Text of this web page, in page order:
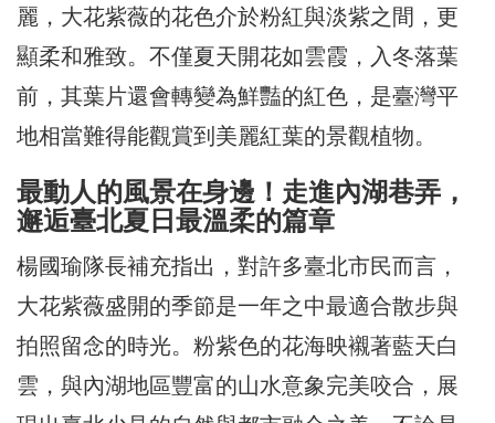
麗，大花紫薇的花色介於粉紅與淡紫之間，更
顯柔和雅致。不僅夏天開花如雲霞，入冬落葉
前，其葉片還會轉變為鮮豔的紅色，是臺灣平
地相當難得能觀賞到美麗紅葉的景觀植物。
最動人的風景在身邊！走進內湖巷弄，
邂逅臺北夏日最溫柔的篇章
楊國瑜隊長補充指出，對許多臺北市民而言，
大花紫薇盛開的季節是一年之中最適合散步與
拍照留念的時光。粉紫色的花海映襯著藍天白
雲，與內湖地區豐富的山水意象完美咬合，展